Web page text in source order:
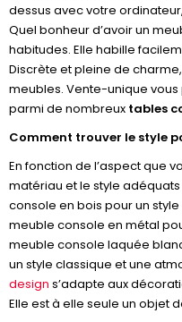
dessus avec votre
Quel bonheur d’avoir un
habitudes. Elle habille
Discrète et pleine de
meubles. Vente-unique
parmi de nombreux tables
Comment trouver le style
En fonction de l’aspect que
matériau et le style
console en bois pour un
meuble console en métal
meuble console laquée
un style classique et une
design s’adapte aux
Elle est à elle seule un objet